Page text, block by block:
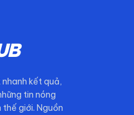
kết quả,
tin nóng
giới. Nguồn